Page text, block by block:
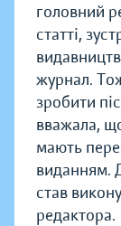
головний
статті,
журнал.
зробити
вважала,
мають
виданням.
став
редактора.